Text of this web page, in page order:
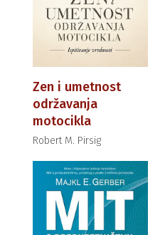
Zen i umetnost
održavanja
motocikla
Robert M. Pirsig